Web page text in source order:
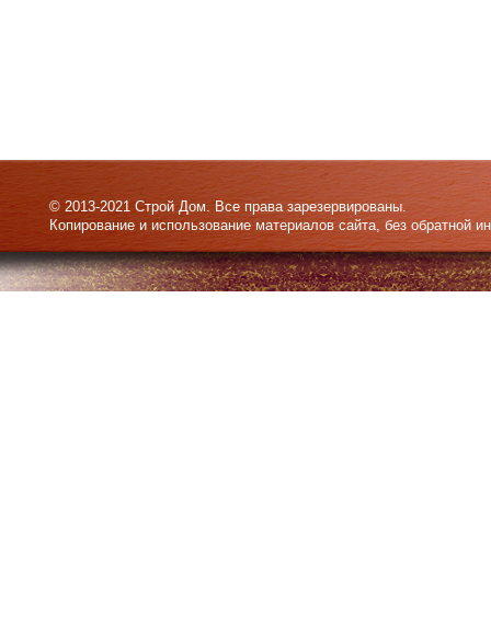
© 2013-2021 Строй Дом. Все права зарезервированы.
Копирование и использование материалов сайта, без обратной